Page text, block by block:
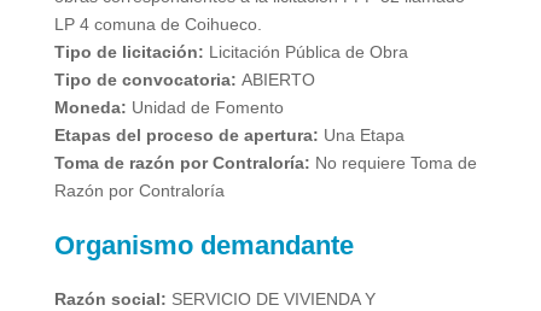
LP 4 comuna de Coihueco.
Tipo de licitación: Licitación Pública de Obra
Tipo de convocatoria: ABIERTO
Moneda: Unidad de Fomento
Etapas del proceso de apertura: Una Etapa
Toma de razón por Contraloría: No requiere Toma de
Razón por Contraloría
Organismo demandante
Razón social: SERVICIO DE VIVIENDA Y